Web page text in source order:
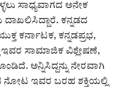
ಸಾಧ್ಯವಾಗದ ಅನೇಕ
ದಾಖಲಿಸಿದ್ದಾರೆ. ಕನ್ನಡದ
ಕರ್ನಾಟಕ, ಕನ್ನಡಪ್ರಭ,
ಇವರ ಸಾಮಾಜಿಕ ವಿಶ್ಲೇಷಣೆ,
ಅನ್ನಿಸಿದ್ದನ್ನು ನೇರವಾಗಿ
ನೋಟ ಇವರ ಬರಹ ಶಕ್ತಿಯಲ್ಲಿ